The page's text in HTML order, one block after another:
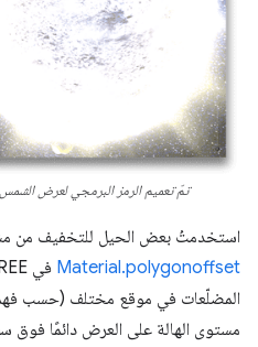
تمّ تعميم الرمز البرمجي لعرض
استخدمتُ بعض الحيل للتخفيف من
Material.polygonoffset
المضلّعات في موقع مختلف (حسب
مستوى الهالة على العرض دائمًا